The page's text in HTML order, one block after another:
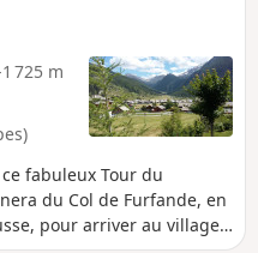
725 m
fabuleux Tour du
du Col de Furfande, en
pour arriver au village